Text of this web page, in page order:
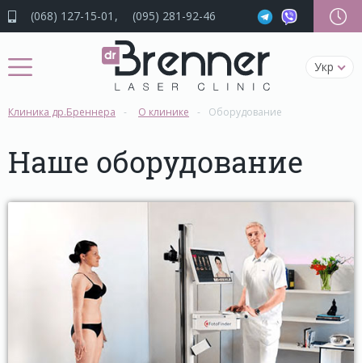
(068) 127-15-01 (095) 281-92-46
Укр
Клиника др.Бреннера О клинике Оборудование
Наше оборудование